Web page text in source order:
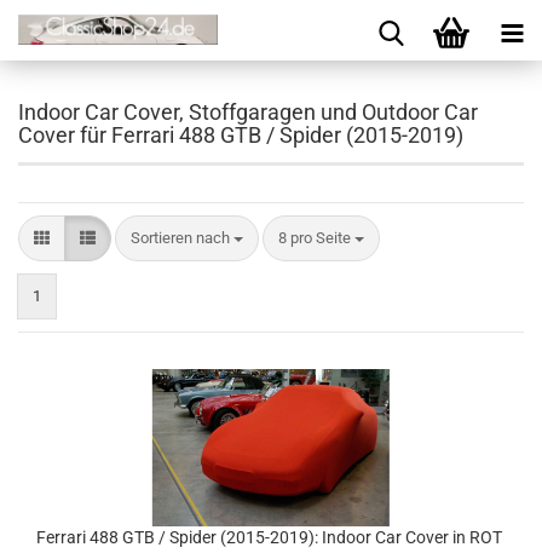
Indoor Car Cover, Stoffgaragen und Outdoor Car
Cover für Ferrari 488 GTB / Spider (2015-2019)
Sortieren nach 8 pro Seite
1
Ferrari 488 GTB / Spider (2015-2019): Indoor Car Cover in ROT